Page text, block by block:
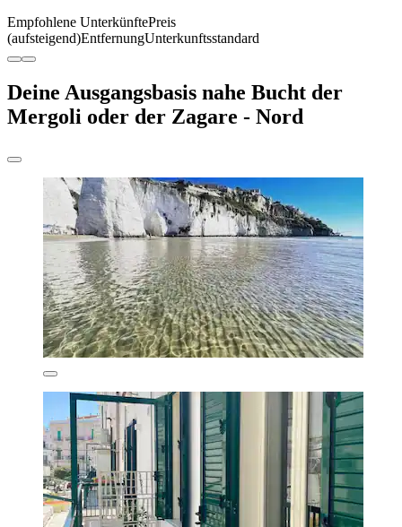
Empfohlene UnterkünftePreis
(aufsteigend)EntfernungUnterkunftsstandard
Deine Ausgangsbasis nahe Bucht der
Mergoli oder der Zagare - Nord